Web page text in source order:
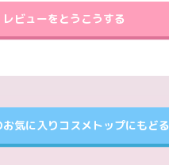
レビューをとうこうする
お気に入りコスメトップにもどる